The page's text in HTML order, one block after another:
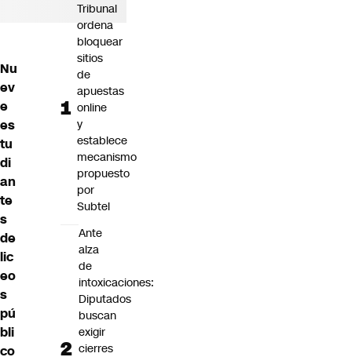
Nu
ev
e
es
tu
di
an
te
s
de
lic
eo
s
pú
bli
co
Tribunal
ordena
bloquear
sitios
de
apuestas
online
y
establece
mecanismo
propuesto
por
Subtel
Ante
alza
de
intoxicaciones:
Diputados
buscan
exigir
cierres